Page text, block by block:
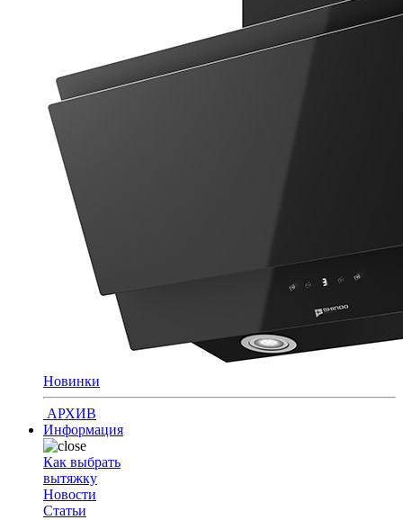
Новинки
АРХИВ
Информация
Как выбрать
вытяжку
Новости
Статьи